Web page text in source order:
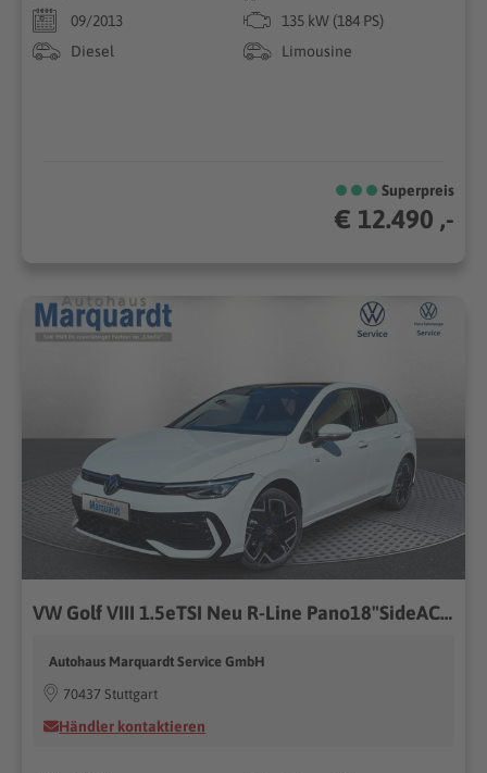
09/2013
135 kW (184 PS)
Diesel
Limousine
Superpreis
€ 12.490 ,-
VW Golf VIII 1.5eTSI Neu R-Line Pano18"SideACC AHK
Autohaus Marquardt Service GmbH
70437 Stuttgart
Händler kontaktieren